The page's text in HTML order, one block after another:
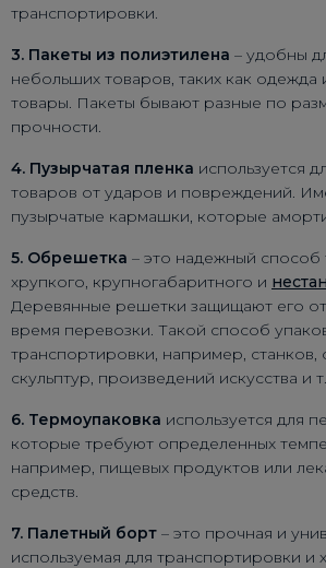
транспортировки.
3. Пакеты из полиэтилена – удобны
небольших товаров, таких как одежда
товары. Пакеты бывают разные по
прочности.
4. Пузырчатая пленка используется
товаров от ударов и повреждений.
пузырчатые кармашки, которые
5. Обрешетка – это надежный способ
хрупкого, крупногабаритного и
Деревянные решетки защищают его
время перевозки. Такой способ
транспортировки, например, станков,
скульптур, произведений искусства и
6. Термоупаковка используется для
которые требуют определенных
например, пищевых продуктов или
средств.
7. Палетный борт – это прочная и
используемая для транспортировки и